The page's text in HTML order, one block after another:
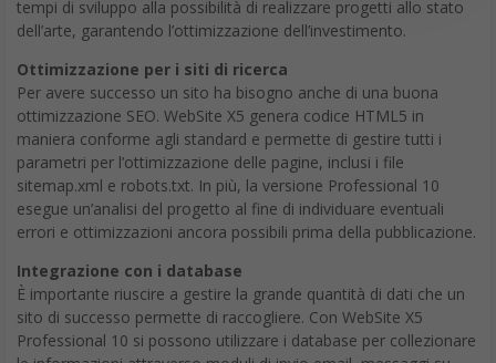
tempi di sviluppo alla possibilità di realizzare progetti allo stato
dell’arte, garantendo l’ottimizzazione dell’investimento.
Ottimizzazione per i siti di ricerca
Per avere successo un sito ha bisogno anche di una buona
ottimizzazione SEO. WebSite X5 genera codice HTML5 in
maniera conforme agli standard e permette di gestire tutti i
parametri per l’ottimizzazione delle pagine, inclusi i file
sitemap.xml e robots.txt. In più, la versione Professional 10
esegue un’analisi del progetto al fine di individuare eventuali
errori e ottimizzazioni ancora possibili prima della pubblicazione.
Integrazione con i database
È importante riuscire a gestire la grande quantità di dati che un
sito di successo permette di raccogliere. Con WebSite X5
Professional 10 si possono utilizzare i database per collezionare